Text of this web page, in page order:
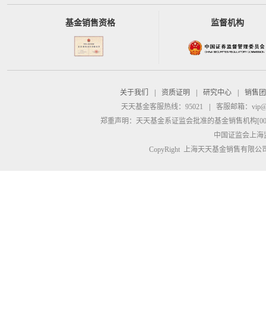
基金销售资格 监督机构
关于我们 资质证明 研究中心
销售
天天基金客服热线：95021
客服邮箱：
郑重声明： 天天基金系证监会批准的基金销售机构
中国证监会上
CopyRight 上海天天基金销售有限